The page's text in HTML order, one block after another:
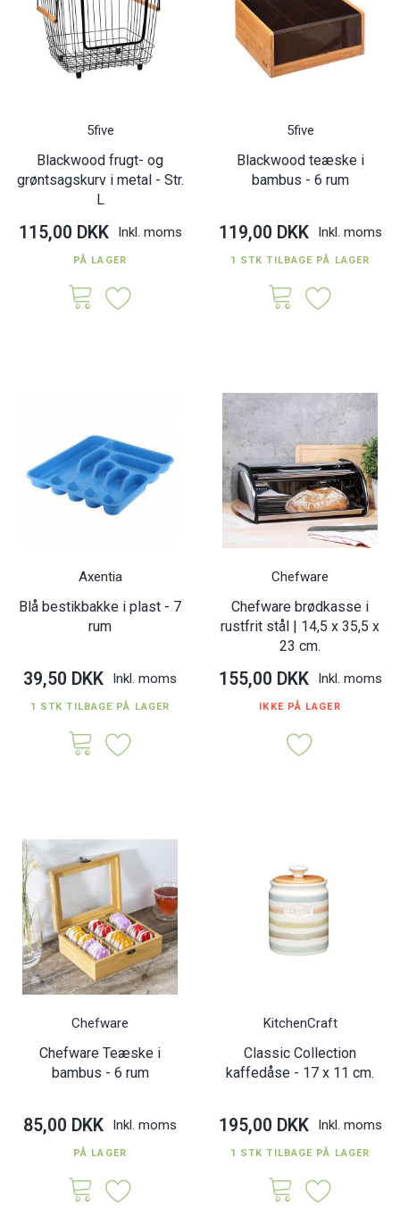
5five
Blackwood frugt- og
grøntsagskurv i metal - Str.
L
115,00 DKK Inkl. moms
PÅ LAGER
5five
Blackwood teæske i
bambus - 6 rum
119,00 DKK Inkl. moms
1 STK TILBAGE PÅ LAGER
Axentia
Blå bestikbakke i plast - 7
rum
39,50 DKK Inkl. moms
1 STK TILBAGE PÅ LAGER
Chefware
Chefware brødkasse i
rustfrit stål | 14,5 x 35,5 x
23 cm.
155,00 DKK Inkl. moms
IKKE PÅ LAGER
Chefware
Chefware Teæske i
bambus - 6 rum
85,00 DKK Inkl. moms
PÅ LAGER
KitchenCraft
Classic Collection
kaffedåse - 17 x 11 cm.
195,00 DKK Inkl. moms
1 STK TILBAGE PÅ LAGER